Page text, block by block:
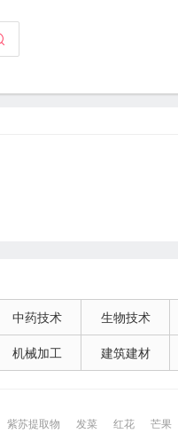
中药技术 生物技术
机械加工 建筑建材
紫苏提取物 发菜 红花 芒果